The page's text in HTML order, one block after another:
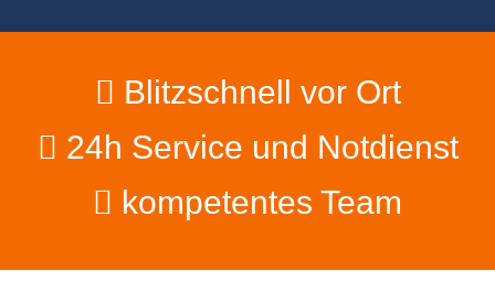
Blitzschnell vor Ort
24h Service und Notdienst
kompetentes Team